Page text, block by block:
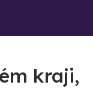
kraji,